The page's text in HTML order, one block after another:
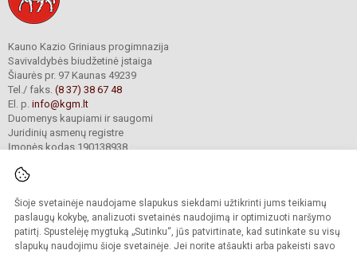
Šioje svetainėje naudojame slapukus siekdami užtikrinti jums teikiamų
paslaugų kokybę, analizuoti svetainės naudojimą ir optimizuoti naršymo
patirtį. Spustelėję mygtuką „Sutinku“, jūs patvirtinate, kad sutinkate su visų
slapukų naudojimu šioje svetainėje. Jei norite atšaukti arba pakeisti savo
Kauno Kazio Griniaus progimnazija
Savivaldybės biudžetinė įstaiga
Šiaurės pr. 97 Kaunas 49239
Tel./ faks. (8 37) 38 67 48
El. p. info@kgm.lt
Duomenys kaupiami ir saugomi
Juridinių asmenų registre
Įmonės kodas 190138938
© 2024. Kauno Kazio Griniaus progimnazija. Visos teisės saugomos.
Kopijuoti turinį be raštiško progimnazijos sutikimo griežtai draudžiama.
Prieinamumo paraiška Slapukų valdymas